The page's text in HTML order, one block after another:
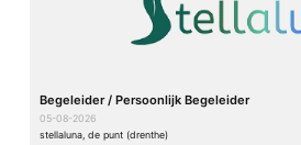
Begeleider / Persoonlijk Begeleider
05-08-2026
stellaluna, de punt (drenthe)